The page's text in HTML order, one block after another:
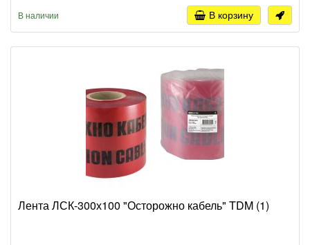
В наличии В корзину
Лента ЛСК-300х100 "Осторожно кабель" TDM (1)